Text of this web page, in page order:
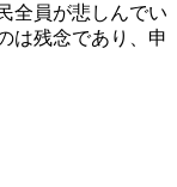
全員が悲しんでい
は残念であり、申